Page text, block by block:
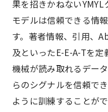
果を招きかねない
モデルは信頼できる情
す。著者情報、引用、
及といったE-E-A-Tを
機械が読み取れるデー
らのシグナルを信頼で
ように訓練することがで